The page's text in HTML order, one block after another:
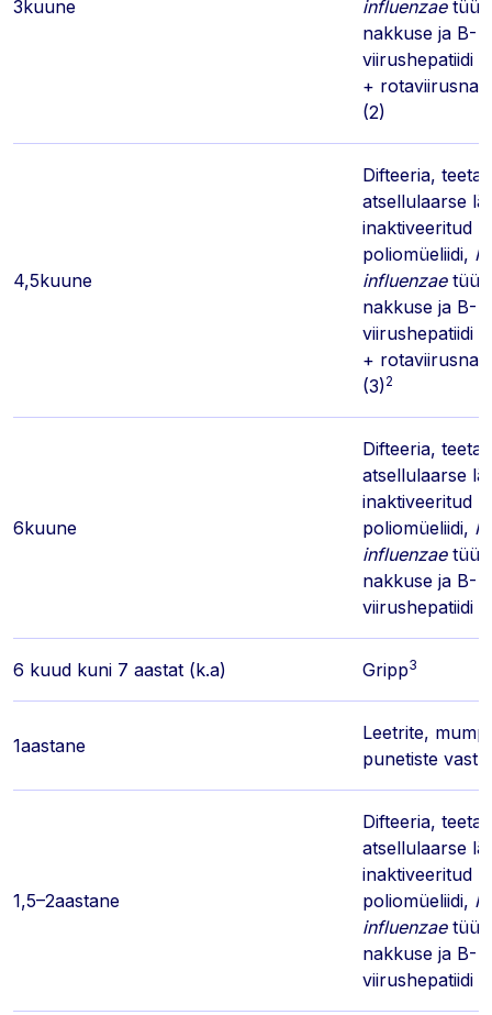
3kuune
influenzae
nakkuse ja B-
viirushepatiidi
+
(2)
4,5kuune
Difteeria,
atsellulaarse
inaktiveeritud
poliomüeliidi,
influenzae
nakkuse ja B-
viirushepatiidi
+
(3)2
6kuune
Difteeria,
atsellulaarse
inaktiveeritud
poliomüeliidi,
influenzae
nakkuse ja B-
viirushepatiidi
6 kuud kuni 7 aastat (k.a) Gripp3
1aastane
Leetrite,
punetiste vastu
1,5–2aastane
Difteeria,
atsellulaarse
inaktiveeritud
poliomüeliidi,
influenzae
nakkuse ja B-
viirushepatiidi